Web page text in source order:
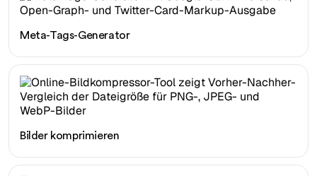
Meta-Tags-Generator
Bilder komprimieren